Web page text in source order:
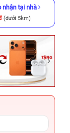
nhận tại nhà
(dưới 5km)